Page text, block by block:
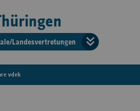
Landesvertretungen
der
vdek